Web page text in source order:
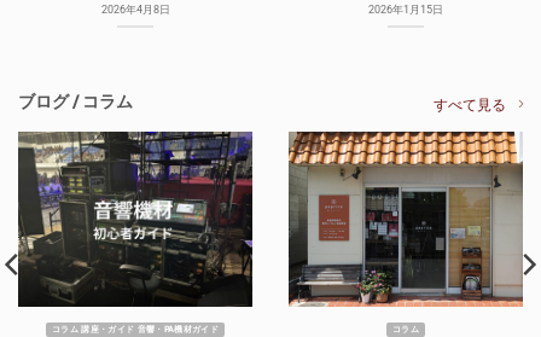
2026年4月8日 2026年1月15日
ブログ / コラム すべて見る
コラム 講座・ガイド 音響・PA機材ガイド コラム